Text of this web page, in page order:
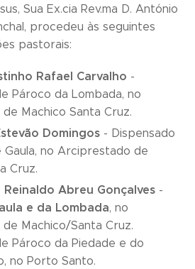
Sua Ex.cia Rev.ma D. António
procedeu às seguintes
pastorais:
Rafael Carvalho -
Pároco da Lombada, no
Machico Santa Cruz.
Domingos - Dispensado
Gaula, no Arciprestado de
Cruz.
Reinaldo Abreu Gonçalves -
e da Lombada, no
Machico/Santa Cruz.
Pároco da Piedade e do
no Porto Santo.